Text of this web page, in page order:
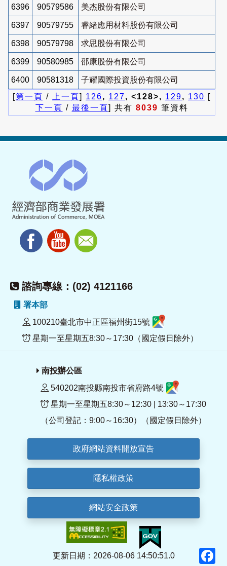
6396 90579586 美杰股份有限公司
6397 90579755 睿緒應用材料股份有限公司
6398 90579798 求思股份有限公司
6399 90580985 邵康股份有限公司
6400 90581318
子耀國際投資股份有限公司
[第一頁 / 上一頁] 126, 127, <128>, 129, 130 [
下一頁 / 最後一頁] 共有 8039 筆資料
諮詢專線：(02) 4121166
署本部
100210臺北市中正區福州街15號
星期一至星期五8:30～17:30（國定假日除外）
南投辦公區
540202南投縣南投市省府路4號
星期一至星期五8:30～12:30 | 13:30～17:30
（公司登記：9:00～16:30）（國定假日除外）
政府網站資料開放宣告
隱私權政策
網站安全政策
更新日期：2026-08-06 14:50:51.0